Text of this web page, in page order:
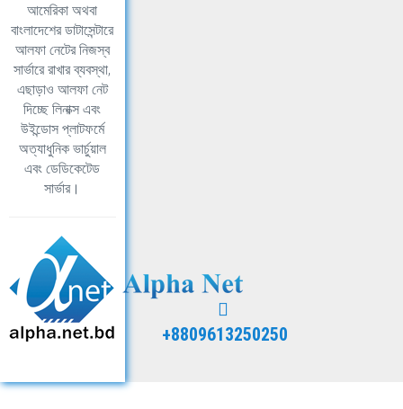
আমেরিকা অথবা
বাংলাদেশের ডাটাসেন্টারে
আলফা নেটের নিজস্ব
সার্ভারে রাখার ব্যবস্থা,
এছাড়াও আলফা নেট
দিচ্ছে লিনাক্স এবং
উইন্ডোস প্লাটফর্মে
অত্যাধুনিক ভার্চুয়াল
এবং ডেডিকেটেড
সার্ভার।
+8809613250250